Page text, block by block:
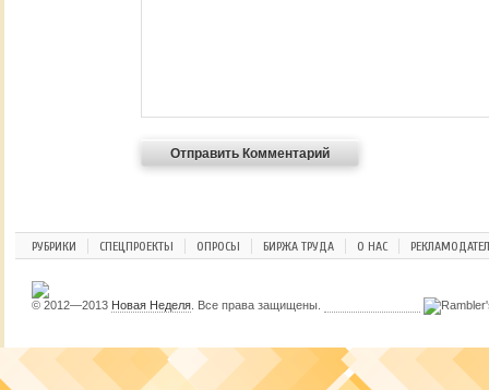
РУБРИКИ СПЕЦПРОЕКТЫ ОПРОСЫ БИРЖА ТРУДА О НАС
© 2012—2013 Новая Неделя . Все права защищены.